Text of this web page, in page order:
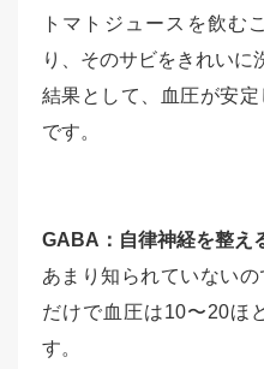
トマトジュースを飲む
り、そのサビをきれいに
結果として、血圧が安
です。
GABA：自律神経を整え
あまり知られていない
だけで血圧は10〜20ほ
す。